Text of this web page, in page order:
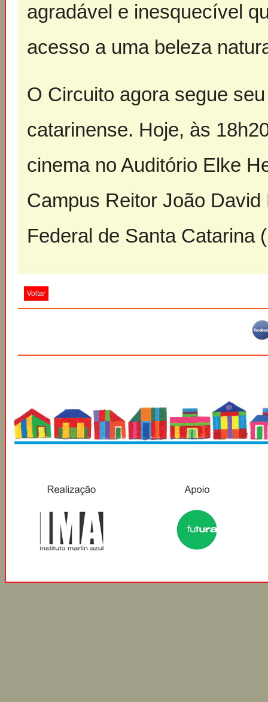
agradável e inesquecível
acesso a uma beleza
O Circuito agora segue
catarinense. Hoje, às
cinema no Auditório Elke
Campus Reitor João
Federal de Santa Catarina
Voltar